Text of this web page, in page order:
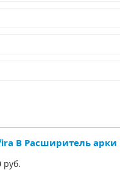
B Расширитель арки
руб.